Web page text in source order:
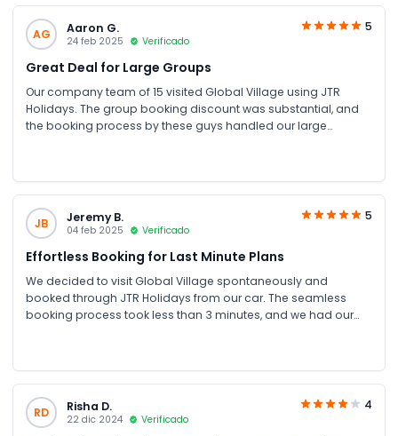
AG Aaron G.
24 feb 2025 Verificado
5
Great Deal for Large Groups
Our company team of 15 visited Global Village using JTR
Holidays. The group booking discount was substantial, and
the booking process by these guys handled our large
JB Jeremy B.
04 feb 2025 Verificado
5
Effortless Booking for Last Minute Plans
We decided to visit Global Village spontaneously and
booked through JTR Holidays from our car. The seamless
booking process took less than 3 minutes, and we had our
RD Risha D.
22 dic 2024 Verificado
4